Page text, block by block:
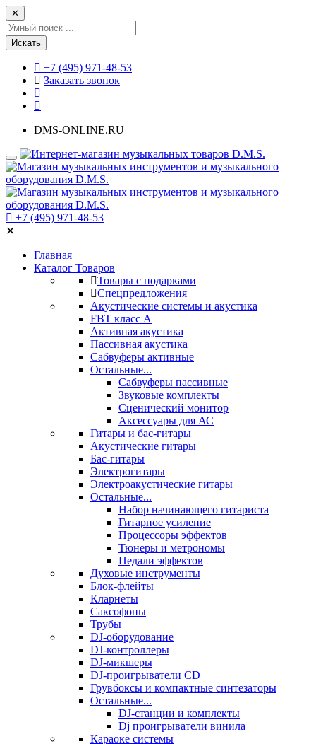
✕
Искать
+7 (495) 971-48-53
Заказать звонок
DMS-ONLINE.RU
+7 (495) 971-48-53
✕
Главная
Каталог Товаров
Товары с подарками
Спецпредложения
Акустические системы и акустика
FBT класс А
Активная акустика
Пассивная акустика
Сабвуферы активные
Остальные...
Сабвуферы пассивные
Звуковые комплекты
Сценический монитор
Аксессуары для АС
Гитары и бас-гитары
Акустические гитары
Бас-гитары
Электрогитары
Электроакустические гитары
Остальные...
Набор начинающего гитариста
Гитарное усиление
Процессоры эффектов
Тюнеры и метрономы
Педали эффектов
Духовые инструменты
Блок-флейты
Кларнеты
Саксофоны
Трубы
DJ-оборудование
DJ-контроллеры
DJ-микшеры
DJ-проигрыватели CD
Грувбоксы и компактные синтезаторы
Остальные...
DJ-станции и комплекты
Dj проигрыватели винила
Караоке системы